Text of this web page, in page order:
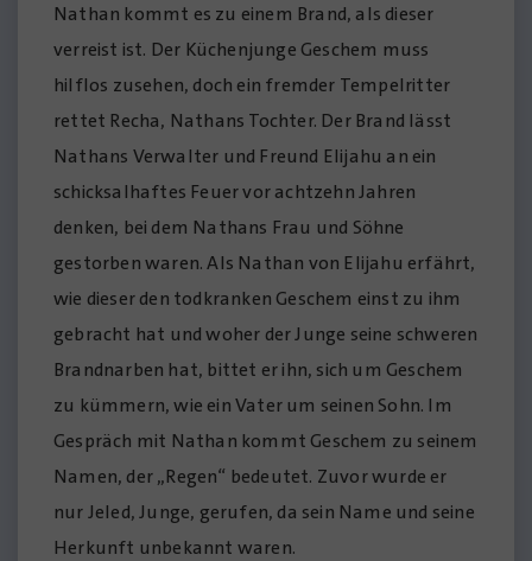
Nathan kommt es zu einem Brand, als dieser
verreist ist. Der Küchenjunge Geschem muss
hilflos zusehen, doch ein fremder Tempelritter
rettet Recha, Nathans Tochter. Der Brand lässt
Nathans Verwalter und Freund Elijahu an ein
schicksalhaftes Feuer vor achtzehn Jahren
denken, bei dem Nathans Frau und Söhne
gestorben waren. Als Nathan von Elijahu erfährt,
wie dieser den todkranken Geschem einst zu ihm
gebracht hat und woher der Junge seine schweren
Brandnarben hat, bittet er ihn, sich um Geschem
zu kümmern, wie ein Vater um seinen Sohn. Im
Gespräch mit Nathan kommt Geschem zu seinem
Namen, der „Regen“ bedeutet. Zuvor wurde er
nur Jeled, Junge, gerufen, da sein Name und seine
Herkunft unbekannt waren.